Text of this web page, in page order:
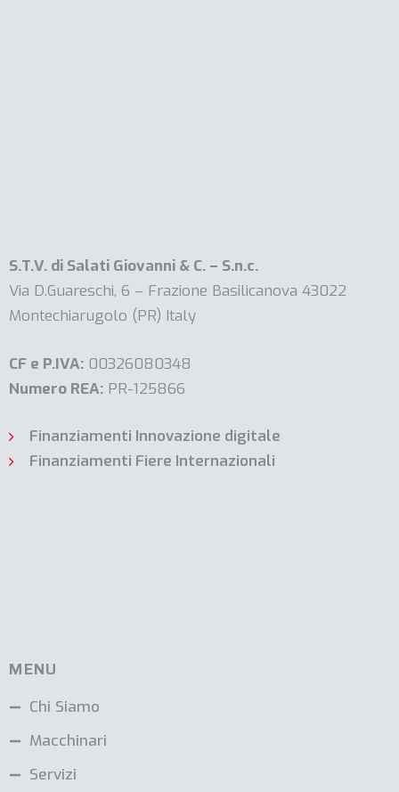
S.T.V. di Salati Giovanni & C. – S.n.c.
Via D.Guareschi, 6 – Frazione Basilicanova 43022
Montechiarugolo (PR) Italy
CF e P.IVA: 00326080348
Numero REA: PR-125866
Finanziamenti Innovazione digitale
Finanziamenti Fiere Internazionali
MENU
Chi Siamo
Macchinari
Servizi